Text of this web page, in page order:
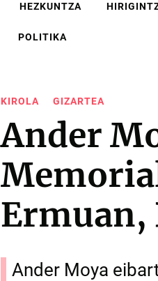
HEZKUNTZA
POLITIKA
KIROLA GIZARTEA
Ander
Ander Moya